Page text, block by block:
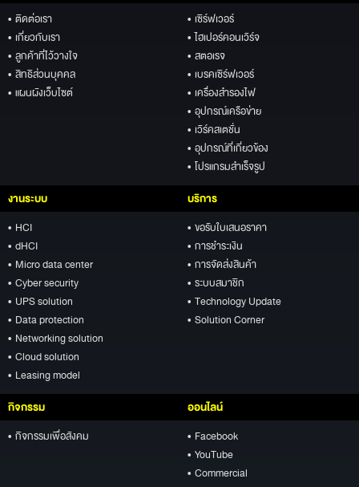
• ติดต่อเรา
• เกี่ยวกับเรา
• ลูกค้าที่ไว้วางใจ
• สิทธิส่วนบุคคล
• แผนผังเว็บไซต์
• เซิร์ฟเวอร์
• ไฮเปอร์คอนเวิร์จ
• สตอเรจ
• เบรคเซิร์ฟเวอร์
• เครื่องสำรองไฟ
• อุปกรณ์เครือข่าย
• เวิร์คสเตชั่น
• อุปกรณ์ที่เกี่ยวข้อง
• โปรแกรมสำเร็จรูป
งานระบบ
• HCI
• dHCI
• Micro data center
• Cyber security
• UPS solution
• Data protection
• Networking solution
• Cloud solution
• Leasing model
บริการ
• ขอรับใบเสนอราคา
• การชำระเงิน
• การจัดส่งสินค้า
• ระบบสมาชิก
• Technology Update
• Solution Corner
กิจกรรม
• กิจกรรมเพื่อสังคม
ออนไลน์
• Facebook
• YouTube
• Commercial